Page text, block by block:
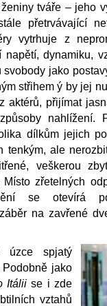
tváře – jeho
přetrvávající
vytrhuje z
dynamiku,
jako
střihem ý by jej
aktérů, přijímat
nahlížení.
dílkům jejich
tenkým, ale
veškerou
zřetelných
se otevírá
na zavřené
spjatý
Podobně jako
Itálii se i zde
vztahů